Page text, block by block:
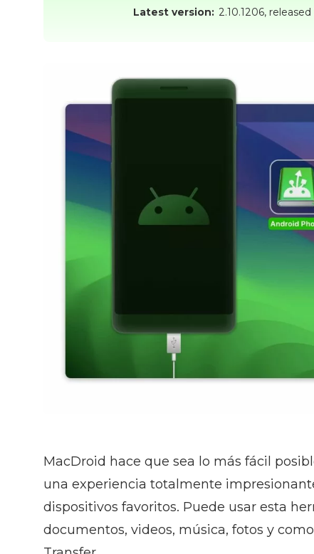
Latest version: 2.10.1206, released
MacDroid hace que sea lo más fácil
una experiencia totalmente
dispositivos favoritos. Puede usar esta
documentos, videos, música, fotos y